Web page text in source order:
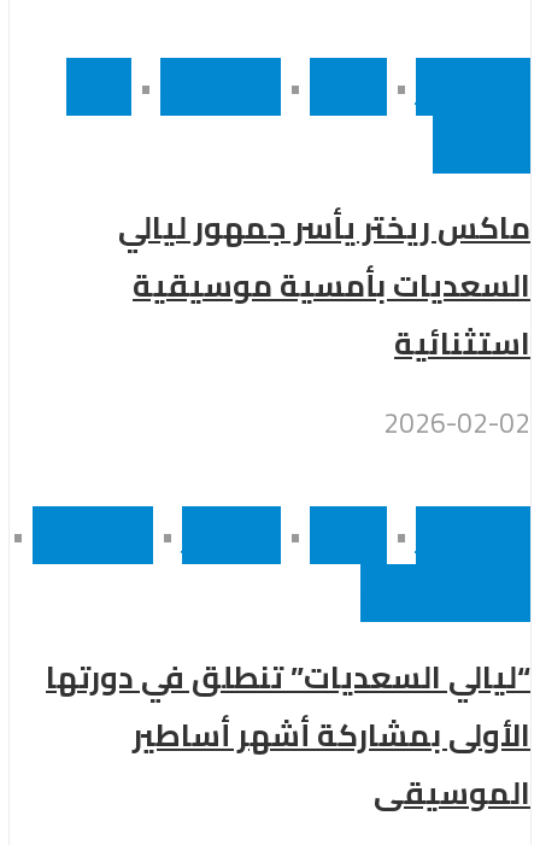
•
•
•
ماكس ريختر يأسر جمهور ليالي
السعديات بأمسية موسيقية
استثنائية
2026-02-02
•
•
•
•
“ليالي السعديات” تنطلق في دورتها
الأولى بمشاركة أشهر أساطير
الموسيقى